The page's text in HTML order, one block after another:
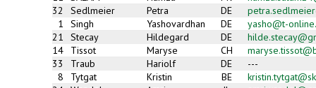
32
Sedlmeier Petra DE
1
Singh Yashovardhan DE
yasho@t-
21
Stecay Hildegard DE
14
Tissot Maryse CH
33
Traub Hariolf DE
---
8
Tytgat Kristin BE